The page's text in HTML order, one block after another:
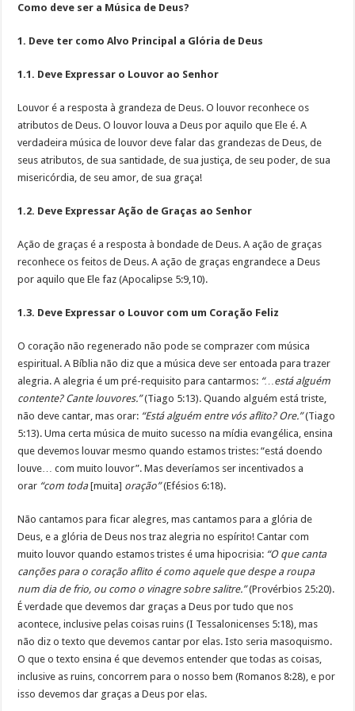
Como deve ser a Música de Deus?
1. Deve ter como Alvo Principal a Glória de Deus
1.1. Deve Expressar o Louvor ao Senhor
Louvor é a resposta à grandeza de Deus. O louvor reconhece os
atributos de Deus. O louvor louva a Deus por aquilo que Ele é. A
verdadeira música de louvor deve falar das grandezas de Deus, de
seus atributos, de sua santidade, de sua justiça, de seu poder, de sua
misericórdia, de seu amor, de sua graça!
1.2. Deve Expressar Ação de Graças ao Senhor
Ação de graças é a resposta à bondade de Deus. A ação de graças
reconhece os feitos de Deus. A ação de graças engrandece a Deus
por aquilo que Ele faz (Apocalipse 5:9,10).
1.3. Deve Expressar o Louvor com um Coração Feliz
O coração não regenerado não pode se comprazer com música
espiritual. A Bíblia não diz que a música deve ser entoada para trazer
alegria. A alegria é um pré-requisito para cantarmos: “…está alguém
contente? Cante louvores.”(Tiago 5:13). Quando alguém está triste,
não deve cantar, mas orar: “Está alguém entre vós aflito? Ore.”(Tiago
5:13). Uma certa música de muito sucesso na mídia evangélica, ensina
que devemos louvar mesmo quando estamos tristes: “está doendo
louve… com muito louvor”. Mas deveríamos ser incentivados a
orar “com toda[muita] oração”(Efésios 6:18).
Não cantamos para ficar alegres, mas cantamos para a glória de
Deus, e a glória de Deus nos traz alegria no espírito! Cantar com
muito louvor quando estamos tristes é uma hipocrisia: “O que canta
canções para o coração aflito é como aquele que despe a roupa
num dia de frio, ou como o vinagre sobre salitre.”(Provérbios 25:20).
É verdade que devemos dar graças a Deus por tudo que nos
acontece, inclusive pelas coisas ruins (I Tessalonicenses 5:18), mas
não diz o texto que devemos cantar por elas. Isto seria masoquismo.
O que o texto ensina é que devemos entender que todas as coisas,
inclusive as ruins, concorrem para o nosso bem (Romanos 8:28), e por
isso devemos dar graças a Deus por elas.